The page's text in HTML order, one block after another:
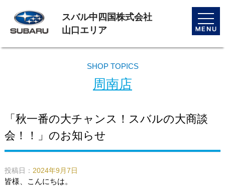
toggle
スバル中四国株式会社
山口エリア
SHOP TOPICS
周南店
「秋一番の大チャンス！スバルの大商談
会！！」のお知らせ
投稿日： 2024年9月7日
皆様、こんにちは。